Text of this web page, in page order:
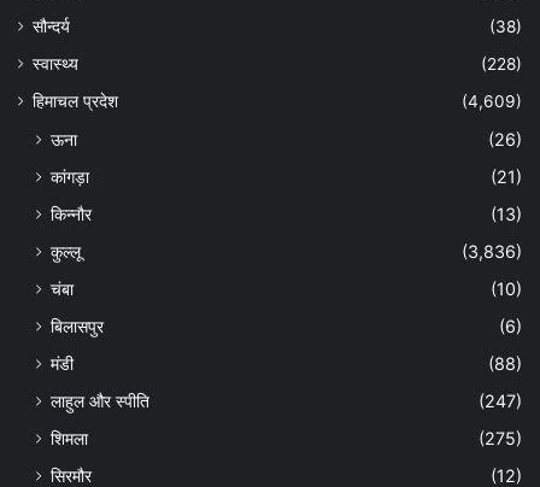
सौन्दर्य
(38)
स्वास्थ्य
(228)
हिमाचल प्रदेश
(4,609)
ऊना
(26)
कांगड़ा
(21)
किन्नौर
(13)
कुल्लू
(3,836)
चंबा
(10)
बिलासपुर
(6)
मंडी
(88)
लाहुल और स्पीति
(247)
शिमला
(275)
सिरमौर
(12)